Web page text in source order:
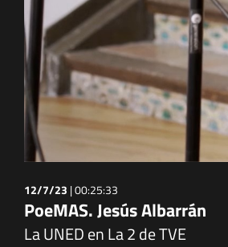
12/7/23 |00:25:33
PoeMAS. Jesús Albarrán
La UNED en La 2 de TVE